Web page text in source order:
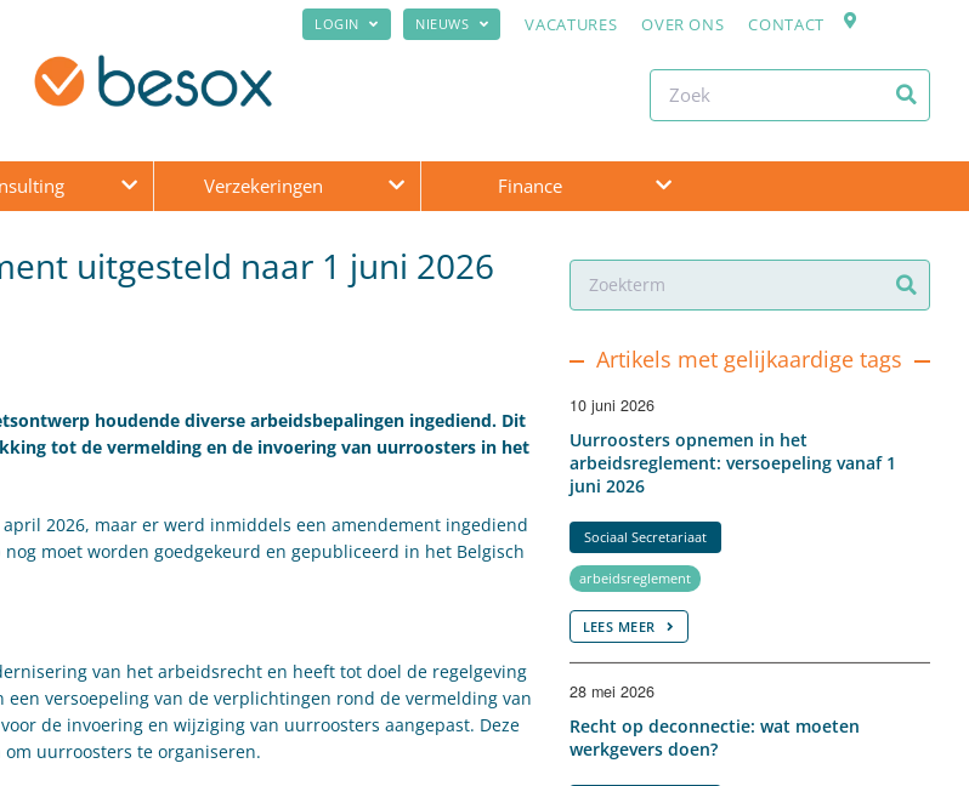
LOGIN NIEUWS VACATURES OVER ONS CONTACT
Verzekeringen Finance
uitgesteld naar 1 juni 2026
houdende diverse arbeidsbepalingen ingediend. Dit
tot de vermelding en de invoering van uurroosters in het
2026, maar er werd inmiddels een amendement ingediend
moet worden goedgekeurd en gepubliceerd in het Belgisch
van het arbeidsrecht en heeft tot doel de regelgeving
versoepeling van de verplichtingen rond de vermelding van
de invoering en wijziging van uurroosters aangepast. Deze
uurroosters te organiseren.
Artikels met gelijkaardige tags
10 juni 2026
Uurroosters opnemen in het
arbeidsreglement: versoepeling vanaf 1
juni 2026
Sociaal Secretariaat
arbeidsreglement
LEES MEER
28 mei 2026
Recht op deconnectie: wat moeten
werkgevers doen?